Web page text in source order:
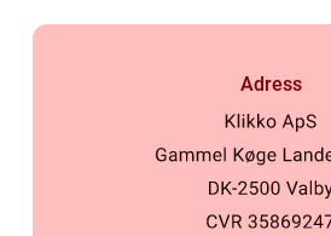
Adress